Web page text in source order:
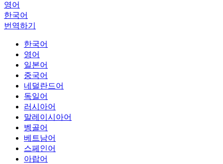
영어
한국어
번역하기
한국어
영어
일본어
중국어
네덜란드어
독일어
러시아어
말레이시아어
벵골어
베트남어
스페인어
아랍어